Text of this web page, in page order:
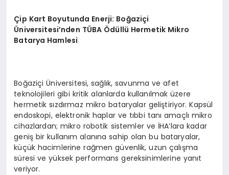
Çip Kart Boyutunda Enerji: Boğaziçi
Üniversitesi’nden TÜBA Ödüllü Hermetik Mikro
Batarya Hamlesi
Boğaziçi Üniversitesi, sağlık, savunma ve afet
teknolojileri gibi kritik alanlarda kullanılmak üzere
hermetik sızdırmaz mikro bataryalar geliştiriyor. Kapsül
endoskopi, elektronik haplar ve tıbbi tanı amaçlı mikro
cihazlardan; mikro robotik sistemler ve İHA’lara kadar
geniş bir kullanım alanına sahip olan bu bataryalar,
küçük hacimlerine rağmen güvenlik, uzun çalışma
süresi ve yüksek performans gereksinimlerine yanıt
veriyor.